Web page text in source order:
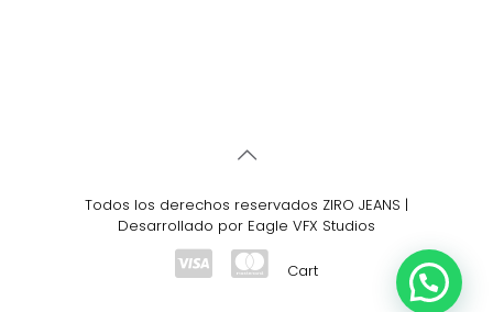
Todos los derechos reservados ZIRO JEANS |
Desarrollado por Eagle VFX Studios
Cart